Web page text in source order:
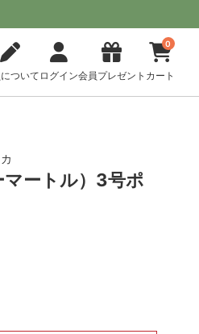
ついて ログイン会員プレゼント
0
カート
ートル）3号ポ